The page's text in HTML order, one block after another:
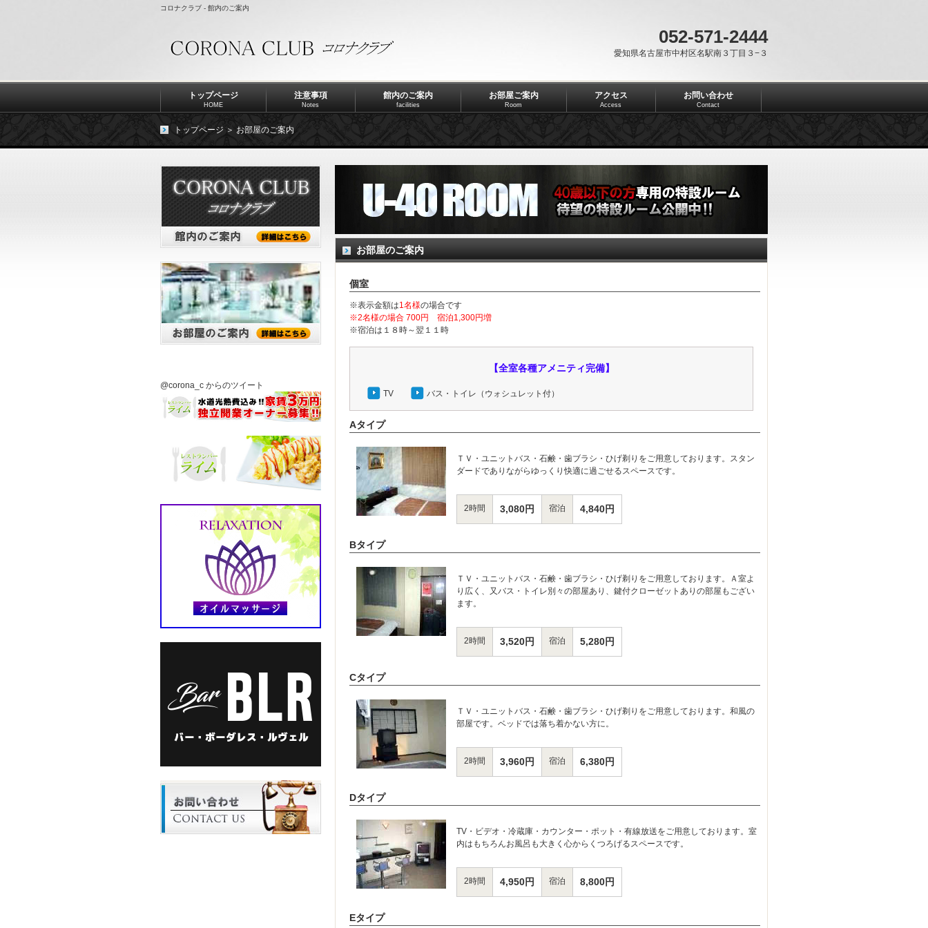
コロナクラブ - 館内のご案内
052-571-2444
愛知県名古屋市中村区名駅南３丁目３−３
トップページ
HOME
注意事項
Notes
館内のご案内
facilities
お部屋ご案内
Room
アクセス
Access
お問い合わせ
Contact
トップページ ＞ お部屋のご案内
お部屋のご案内
個室
※表示金額は1名様の場合です
※2名様の場合 700円 宿泊1,300円増
※宿泊は１８時～翌１１時
【全室各種アメニティ完備】
TV バス・トイレ（ウォシュレット付）
Aタイプ
ＴＶ・ユニットバス・石鹸・歯ブラシ・ひげ剃りをご用意しております。スタン
ダードでありながらゆっくり快適に過ごせるスペースです。
2時間 3,080円 宿泊 4,840円
Bタイプ
ＴＶ・ユニットバス・石鹸・歯ブラシ・ひげ剃りをご用意しております。Ａ室よ
り広く、又バス・トイレ別々の部屋あり、鍵付クローゼットありの部屋もござい
ます。
2時間 3,520円 宿泊 5,280円
Cタイプ
ＴＶ・ユニットバス・石鹸・歯ブラシ・ひげ剃りをご用意しております。和風の
部屋です。ベッドでは落ち着かない方に。
2時間 3,960円 宿泊 6,380円
Dタイプ
TV・ビデオ・冷蔵庫・カウンター・ポット・有線放送をご用意しております。室
内はもちろんお風呂も大きく心からくつろげるスペースです。
2時間 4,950円 宿泊 8,800円
Eタイプ
@corona_c からのツイート